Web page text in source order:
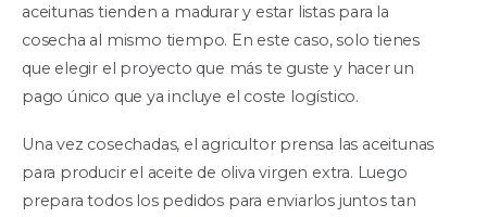
aceitunas tienden a madurar y estar listas para la
cosecha al mismo tiempo. En este caso, solo tienes
que elegir el proyecto que más te guste y hacer un
pago único que ya incluye el coste logístico.
Una vez cosechadas, el agricultor prensa las aceitunas
para producir el aceite de oliva virgen extra. Luego
prepara todos los pedidos para enviarlos juntos tan